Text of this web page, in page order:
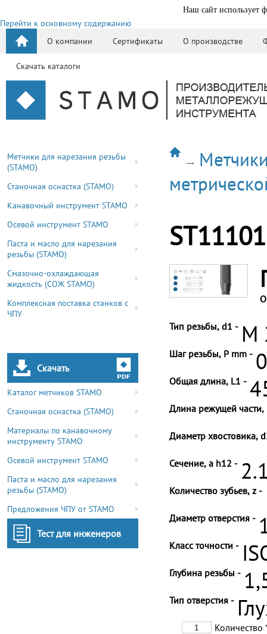
Наш сайт использует
Перейти к основному содержанию
О компании
Сертификаты О производстве
Скачать каталоги
Метчики для нарезания резьбы
(STAMO)
Станочная оснастка (STAMO)
Канавочный инструмент STAMO
Осевой инструмент STAMO
Паста и масло для нарезания
резьбы (STAMO)
Смазочно-охлаждающая
жидкость (СОЖ STAMO)
Комплексная поставка станков с
ЧПУ
Скачать
Каталог метчиков STAMO
Станочная оснастка (STAMO)
Материалы по канавочному
инструменту STAMO
Осевой инструмент STAMO
Паста и масло для нарезания
резьбы (STAMO)
Предложения ЧПУ от STAMO
Тест для инженеров
Тип резьбы, d1 - M
Шаг резьбы, P mm -
Общая длина, L1 -
Длина режущей части,
Диаметр хвостовика,
Сечение, a h12 -
Количество зубьев, z -
Диаметр отверстия -
Класс точности -
Глубина резьбы -
Тип отверстия -
Количество